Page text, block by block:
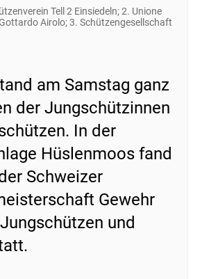
Tell 2 Einsiedeln; 2. Unione
Airolo; 3. Schützengesellschaft
am Samstag ganz
der Jungschützinnen
In der
Hüslenmoos fand
Schweizer
Gewehr
und